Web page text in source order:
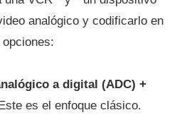
analógico y codificarlo en
a digital (ADC) +
es el enfoque clásico.